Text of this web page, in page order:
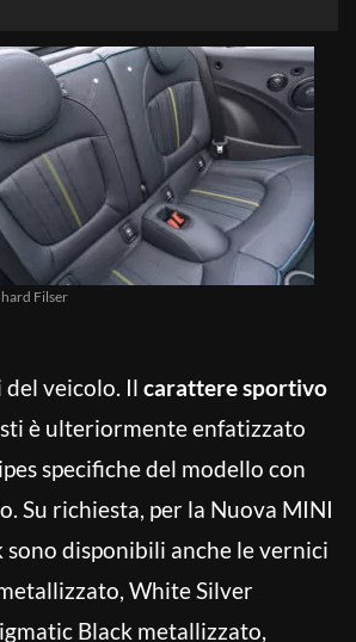
Filser
veicolo. Il carattere sportivo
è ulteriormente enfatizzato
specifiche del modello con
Su richiesta, per la Nuova MINI
sono disponibili anche le vernici
White Silver
Black metallizzato,